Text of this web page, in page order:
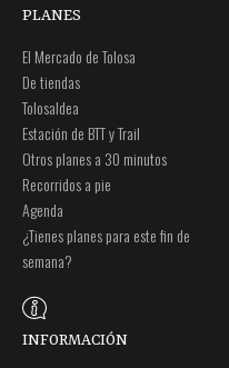
PLANES
El Mercado de Tolosa
De tiendas
Tolosaldea
Estación de BTT y Trail
Otros planes a 30 minutos
Recorridos a pie
Agenda
¿Tienes planes para este fin de
semana?
INFORMACIÓN